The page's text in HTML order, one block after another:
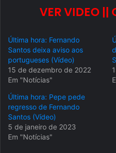
VER VIDEO ||
Última hora: Fernando
Santos deixa aviso aos
portugueses (Vídeo)
15 de dezembro de 2022
Em "Notícias"
Última hora: Pepe pede
regresso de Fernando
Santos (Vídeo)
5 de janeiro de 2023
Em "Notícias"